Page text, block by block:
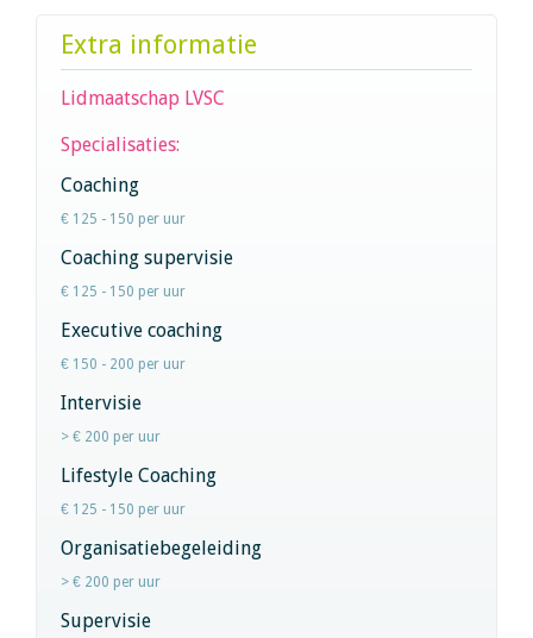
Extra informatie
Lidmaatschap LVSC
Specialisaties:
Coaching
€ 125 - 150 per uur
Coaching supervisie
€ 125 - 150 per uur
Executive coaching
€ 150 - 200 per uur
Intervisie
> € 200 per uur
Lifestyle Coaching
€ 125 - 150 per uur
Organisatiebegeleiding
> € 200 per uur
Supervisie